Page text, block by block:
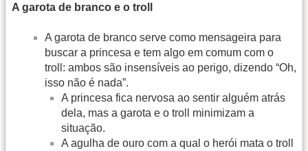
A garota de branco e o troll
A garota de branco serve como mensageira para
buscar a princesa e tem algo em comum com o
troll: ambos são insensíveis ao perigo, dizendo “Oh,
isso não é nada”.
A princesa fica nervosa ao sentir alguém atrás
dela, mas a garota e o troll minimizam a
situação.
A agulha de ouro com a qual o herói mata o troll